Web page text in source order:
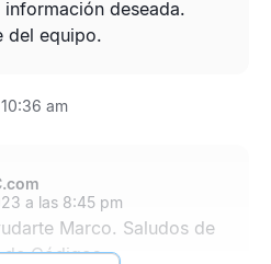
deseada.
del equipo.
am
a las 8:45 pm
Marco. Saludos de
Códigos.